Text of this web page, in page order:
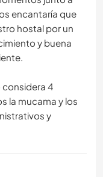
encantaría que
hostal por un
y buena
4
la mucama y los
y